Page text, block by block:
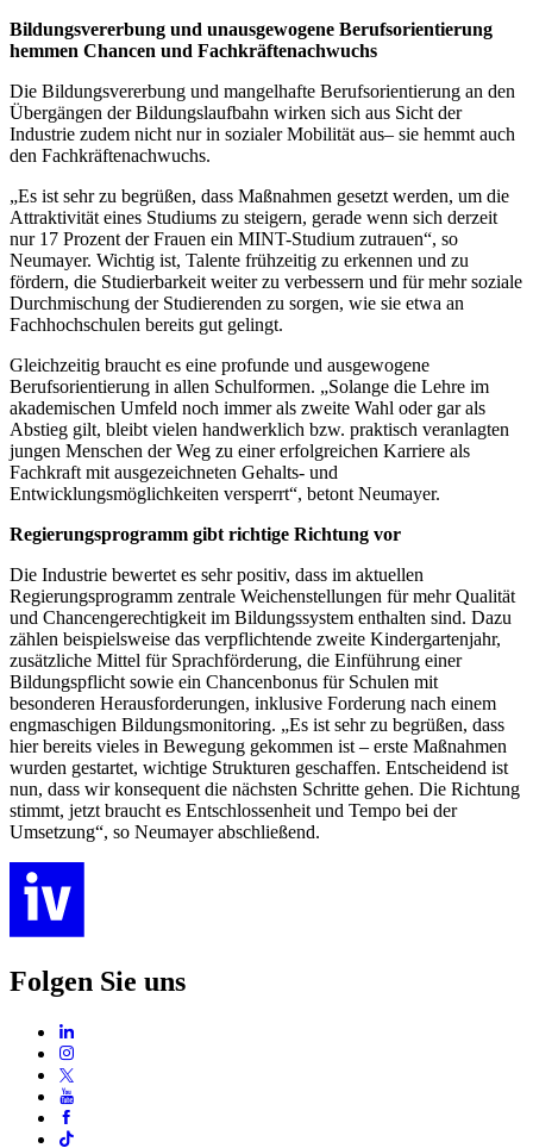
Bildungsvererbung und unausgewogene Berufsorientierung
hemmen Chancen und Fachkräftenachwuchs
Die Bildungsvererbung und mangelhafte Berufsorientierung an den
Übergängen der Bildungslaufbahn wirken sich aus Sicht der
Industrie zudem nicht nur in sozialer Mobilität aus– sie hemmt auch
den Fachkräftenachwuchs.
„Es ist sehr zu begrüßen, dass Maßnahmen gesetzt werden, um die
Attraktivität eines Studiums zu steigern, gerade wenn sich derzeit
nur 17 Prozent der Frauen ein MINT-Studium zutrauen“, so
Neumayer. Wichtig ist, Talente frühzeitig zu erkennen und zu
fördern, die Studierbarkeit weiter zu verbessern und für mehr soziale
Durchmischung der Studierenden zu sorgen, wie sie etwa an
Fachhochschulen bereits gut gelingt.
Gleichzeitig braucht es eine profunde und ausgewogene
Berufsorientierung in allen Schulformen. „Solange die Lehre im
akademischen Umfeld noch immer als zweite Wahl oder gar als
Abstieg gilt, bleibt vielen handwerklich bzw. praktisch veranlagten
jungen Menschen der Weg zu einer erfolgreichen Karriere als
Fachkraft mit ausgezeichneten Gehalts- und
Entwicklungsmöglichkeiten versperrt“, betont Neumayer.
Regierungsprogramm gibt richtige Richtung vor
Die Industrie bewertet es sehr positiv, dass im aktuellen
Regierungsprogramm zentrale Weichenstellungen für mehr Qualität
und Chancengerechtigkeit im Bildungssystem enthalten sind. Dazu
zählen beispielsweise das verpflichtende zweite Kindergartenjahr,
zusätzliche Mittel für Sprachförderung, die Einführung einer
Bildungspflicht sowie ein Chancenbonus für Schulen mit
besonderen Herausforderungen, inklusive Forderung nach einem
engmaschigen Bildungsmonitoring. „Es ist sehr zu begrüßen, dass
hier bereits vieles in Bewegung gekommen ist – erste Maßnahmen
wurden gestartet, wichtige Strukturen geschaffen. Entscheidend ist
nun, dass wir konsequent die nächsten Schritte gehen. Die Richtung
stimmt, jetzt braucht es Entschlossenheit und Tempo bei der
Umsetzung“, so Neumayer abschließend.
Folgen Sie uns